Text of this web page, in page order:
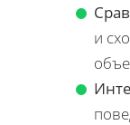
и